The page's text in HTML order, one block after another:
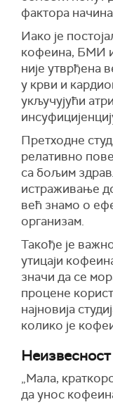
фактора
Иако је
кофеина, БМИ и
није утврђена
у крви и
укључујући
Претходне
релативно
са бољим
истраживање
већ знамо о
организам.
Такође је
утицаји
значи да се
процене
најновија
колико је
„Мала,
да унос